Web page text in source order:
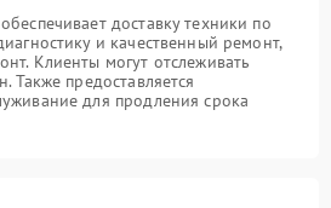
доставку техники по
и качественный ремонт,
Клиенты могут отслеживать
Также предоставляется
для продления срока